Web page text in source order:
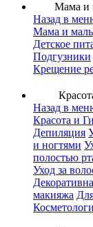
Мама и
Назад в
Мама и
Детское
Подгузники
Крещение
Назад в
Красота и
Депиляция
и ногтями
полостью
Уход за
макияжа